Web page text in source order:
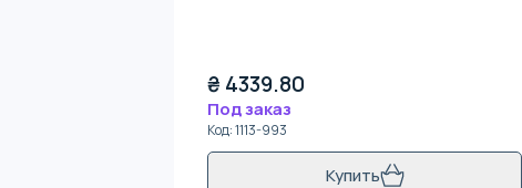
₴ 4339.80
Под заказ
Код:1113-993
Купить